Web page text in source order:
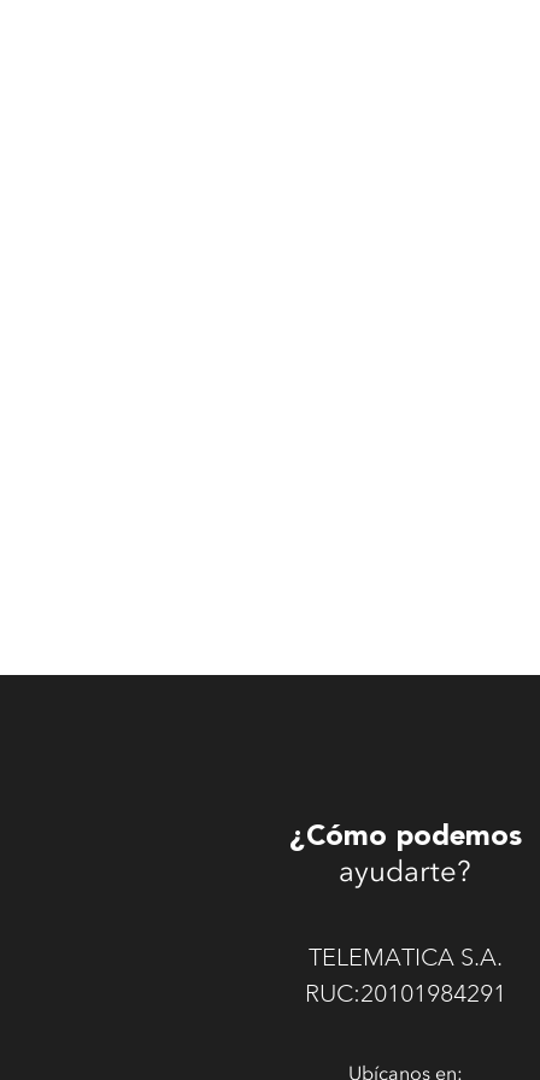
¿Cómo podemos
ayudarte?
TELEMATICA S.A.
RUC:20101984291
Ubícanos en: